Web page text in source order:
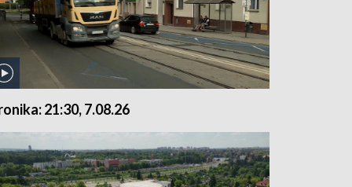
21:30, 7.08.26